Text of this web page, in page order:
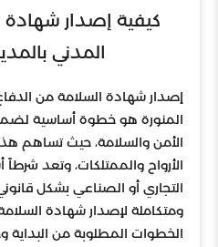
كيفية إصدار شهادة
المدني
إصدار شهادة السلامة من
المنورة هو خطوة أساسية
الأمن والسلامة، حيث تساهم
الأرواح والممتلكات، وتعد شرطاً
التجاري أو الصناعي بشكل
ومتكاملة لإصدار شهادة
الخطوات المطلوبة من البداية